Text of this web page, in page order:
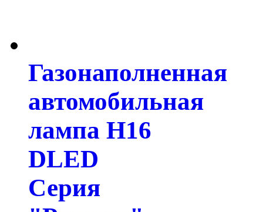
Газонаполненная
автомобильная
лампа H16
DLED
Серия